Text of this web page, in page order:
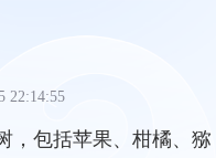
22:14:55
，包括苹果、柑橘、猕